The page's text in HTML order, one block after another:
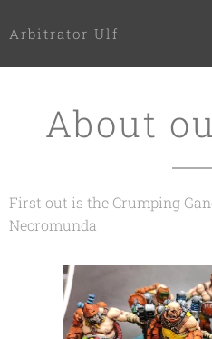
Arbitrator Ulf
About
First out is the Crumping
Necromunda